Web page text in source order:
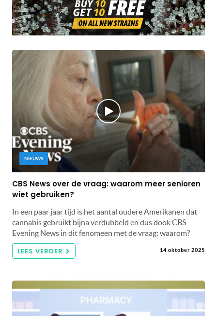
NIEUWS
CBS News over de vraag: waarom meer senioren
wiet gebruiken?
In een paar jaar tijd is het aantal oudere Amerikanen dat
cannabis gebruikt bijna verdubbeld en dus dook CBS
Evening News in dit fenomeen met de vraag: waarom?
LEES VERDER 14 oktober 2025